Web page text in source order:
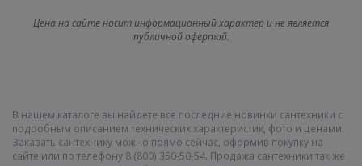
Цена на сайте носит информационный характер и не является
публичной офертой.
В нашем каталоге вы найдете все последние новинки сантехники с
подробным описанием технических характеристик, фото и ценами.
Заказать сантехнику можно прямо сейчас, оформив покупку на
сайте или по телефону 8 (800) 350-50-54. Продажа сантехники так же